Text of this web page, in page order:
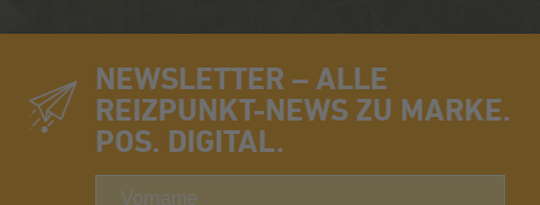
NEWSLETTER – ALLE
REIZPUNKT-NEWS ZU MARKE.
POS. DIGITAL.